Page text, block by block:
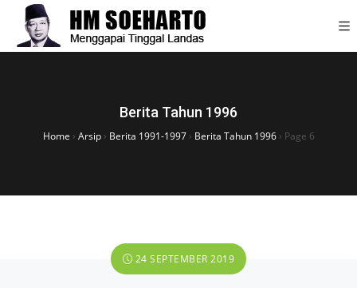
Berita Tahun 1996
Home › Arsip› Berita 1991-1997› Berita Tahun 1996› Page 6
24 SEPTEMBER 2019